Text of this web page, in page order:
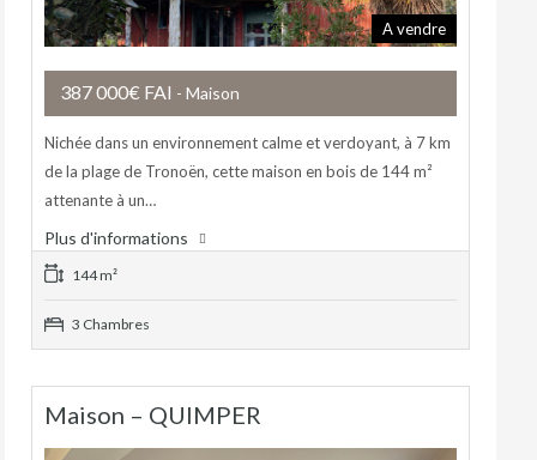
A vendre
387 000€ FAI - Maison
Nichée dans un environnement calme et verdoyant, à 7 km
de la plage de Tronoën, cette maison en bois de 144 m²
attenante à un…
Plus d'informations
144 m²
3 Chambres
Maison – QUIMPER